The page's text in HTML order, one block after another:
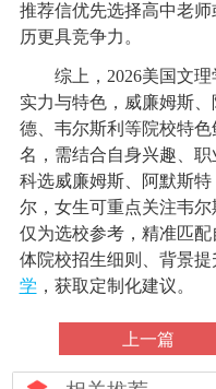
推荐信优先选择高中老
历更具竞争力。
综上，2026美国文理
实力与特色，威廉姆斯
德、韦尔斯利等院校特
名，需结合自身兴趣、
科选威廉姆斯、阿默斯
尔，女生可重点关注韦
仅为选校参考，精准匹
体院校招生细则、背景
学 ，获取定制化建议。
上一篇